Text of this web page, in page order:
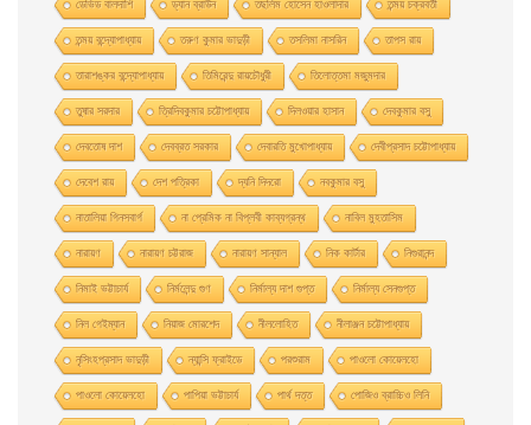
ডেভিড বালদাশি ড্যান ব্রাউন তছলিম হোসেন হাওলাদার তন্ময় চক্রবর্তী
তন্ময় বন্দ্যোপাধ্যায় তরুণ কুমার ভাদুড়ী তসলিমা নাসরিন তাপস রায়
তারাশঙ্কর বন্দ্যোপাধ্যায় তিমিরেন্দু রায়চৌধুরী তিলোত্তমা মজুমদার
তুষার সরদার ত্রিদিবকুমার চট্টোপাধ্যায় দিলওয়ার হাসান দেবকুমার বসু
দেবতোষ দাশ দেবব্রত সরকার দেবারতি মুখােপাধ্যায় দেবীপ্রসাদ চট্টোপাধ্যায়
দেবেশ রায় দেশ পত্রিকা দ্যনি দিদরো নবকুমার বসু
নাতালিয়া গিনসবার্গ না প্রেমিক না বিপ্লবী কাব্যগ্রন্থ নাবিল মুহতাসিম
নারায়ণ নারায়ণ চট্টরাজ নারায়ণ সান্যাল নিক কার্টার নিগুরানন্দ
নিমাই ভট্টাচার্য নির্মলেন্দু গুণ নির্মাল্য দাশ গুপ্ত নির্মাল্য সেনগুপ্ত
নিল গেইম্যান নিয়াজ মোরশেদ নীললােহিত নীলাঞ্জন চট্টোপাধ্যায়
নৃসিংহপ্রসাদ ভাদুড়ী ন্যান্সি ফ্রাইডে পরশুরাম পাওলাে কোয়েলহাে
পাওলাে কোয়েলহো পাপিয়া ভট্টাচার্য পার্থ দত্ত পােজিও ব্রাচ্চিও লিনি